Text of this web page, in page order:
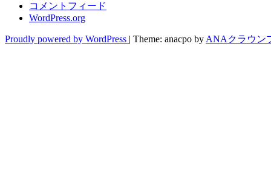
コメントフィード
WordPress.org
Proudly powered by WordPress | Theme: anacpo by ANAクラウン